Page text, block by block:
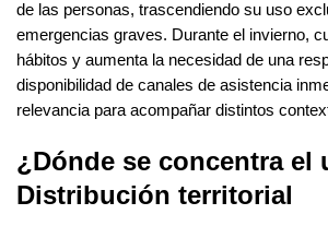
de las personas, trascendiendo su uso
emergencias graves. Durante el invierno,
hábitos y aumenta la necesidad de una
disponibilidad de canales de asistencia
relevancia para acompañar distintos
¿Dónde se concentra el
Distribución territorial